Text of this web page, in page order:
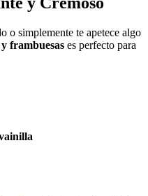
o simplemente te apetece algo
frambuesas es perfecto para